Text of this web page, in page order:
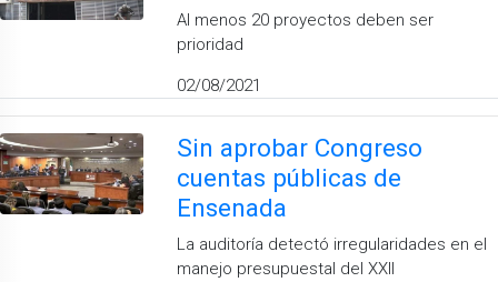
Al menos 20 proyectos deben ser
prioridad
02/08/2021
Sin aprobar Congreso
cuentas públicas de
Ensenada
La auditoría detectó irregularidades en el
manejo presupuestal del XXII